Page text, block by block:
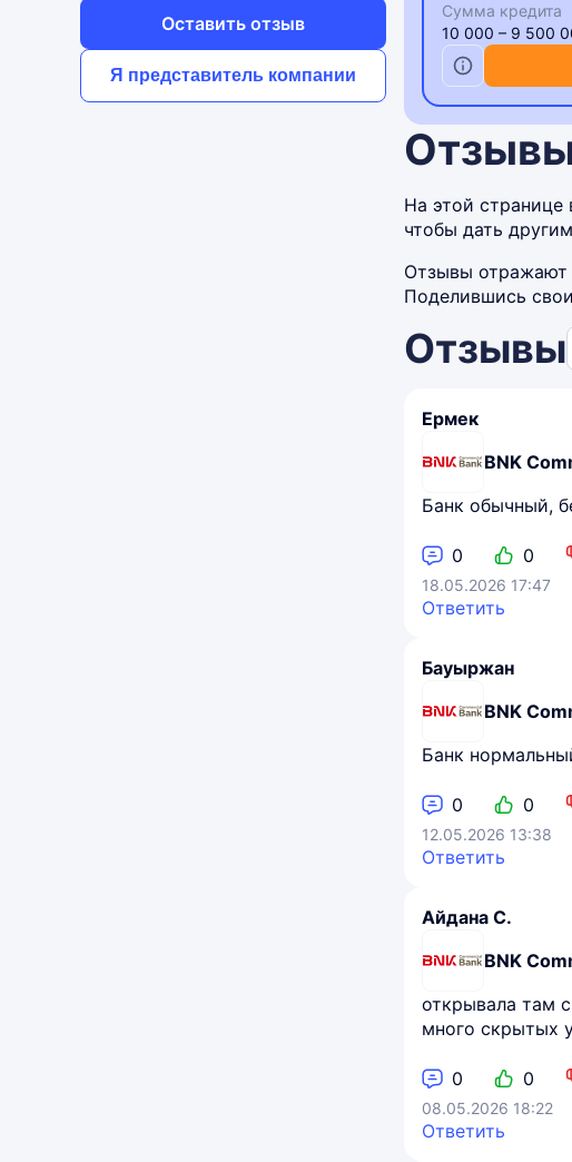
Оставить отзыв
Я представитель компании
Сумма кредита
10 000 – 9 500
На этой
чтобы дать
Отзывы отражают
Поделившись
Отзывы
Ермек
BNK
Банк обычный,
0 0
18.05.2026 17:47
Ответить
Бауыржан
BNK
Банк
0 0
12.05.2026 13:38
Ответить
Айдана С.
BNK
открывала там
много скрытых
0 0
08.05.2026 18:22
Ответить